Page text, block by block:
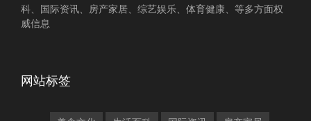
科、国际资讯、房产家居、综艺娱乐、体育健康、等多方面权
威信息
网站标签